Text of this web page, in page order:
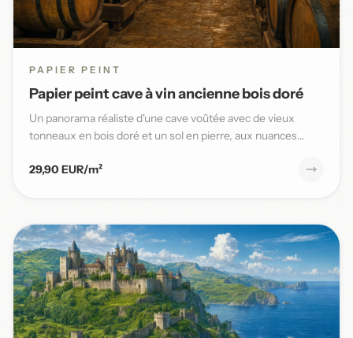
PAPIER PEINT
Papier peint cave à vin ancienne bois doré
Un panorama réaliste d'une cave voûtée avec de vieux
tonneaux en bois doré et un sol en pierre, aux nuances
29,90 EUR/m²